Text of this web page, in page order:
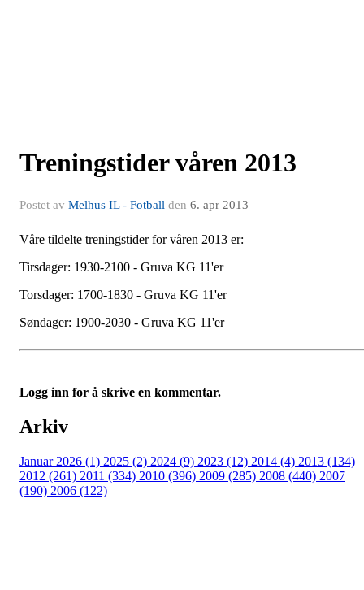
Treningstider våren 2013
Postet av Melhus IL - Fotball den 6. apr 2013
Våre tildelte treningstider for våren 2013 er:
Tirsdager: 1930-2100 - Gruva KG 11'er
Torsdager: 1700-1830 - Gruva KG 11'er
Søndager: 1900-2030 - Gruva KG 11'er
Logg inn for å skrive en kommentar.
Arkiv
Januar 2026 (1) 2025 (2) 2024 (9) 2023 (12) 2014 (4) 2013 (134)
2012 (261) 2011 (334) 2010 (396) 2009 (285) 2008 (440) 2007
(190) 2006 (122)